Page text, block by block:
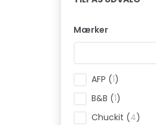
Mærker
AFP (1)
B&B (1)
Chuckit (4)